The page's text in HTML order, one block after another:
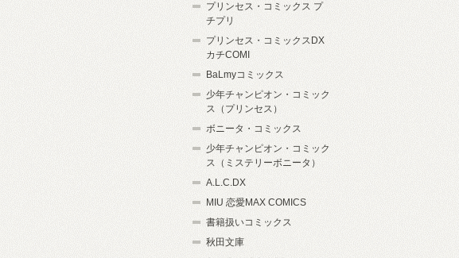
プリンセス・コミックス プ
チプリ
プリンセス・コミックスDX
カチCOMI
BaLmyコミックス
少年チャンピオン・コミック
ス（プリンセス）
ボニータ・コミックス
少年チャンピオン・コミック
ス（ミステリーボニータ）
A.L.C.DX
MIU 恋愛MAX COMICS
書籍扱いコミックス
秋田文庫